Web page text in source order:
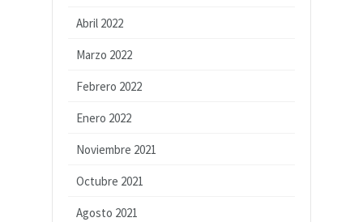
Abril 2022
Marzo 2022
Febrero 2022
Enero 2022
Noviembre 2021
Octubre 2021
Agosto 2021